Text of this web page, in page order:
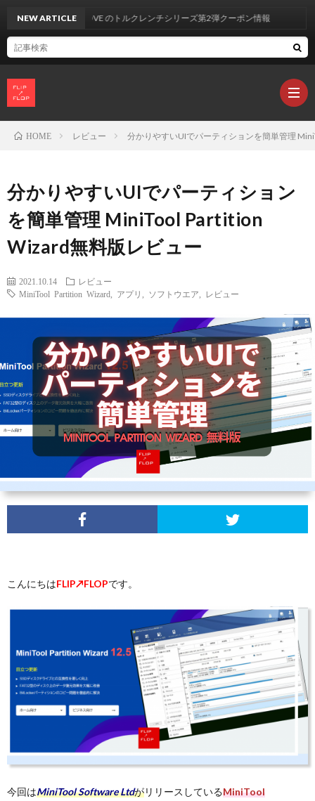
ュ
ー
無
イ
バ
シ
NEW ARTICLE
UYECOVE のトルクレンチシリーズ第2弾クーポン情報
HOME レビュー 分かりやすいUIでパーティションを簡単管理
分かりやすいUIでパーティション
を簡単管理 MiniTool Partition
Wizard無料版レビュー
2021.10.14
レビュー
MiniTool Partition Wizard
アプリ ソフトウエア レビュー
こんにちはFLIP↗FLOPです。
今回はMiniTool Software LtdがリリースしているMiniTool